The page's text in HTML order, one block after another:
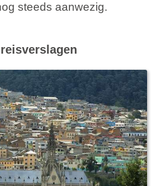
steeds aanwezig.